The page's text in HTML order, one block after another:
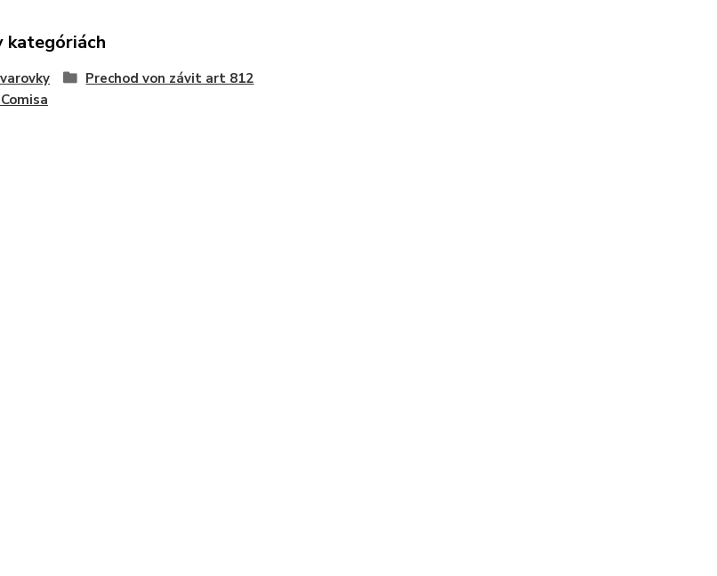
kategóriách
Prechod von závit art 812